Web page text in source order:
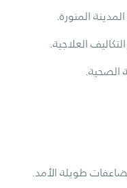
المنورة.
العلاجية.
الصحية.
طويلة الأمد.